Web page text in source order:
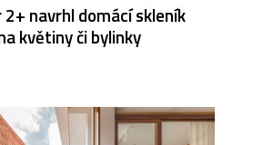
navrhl domácí skleník
květiny či bylinky